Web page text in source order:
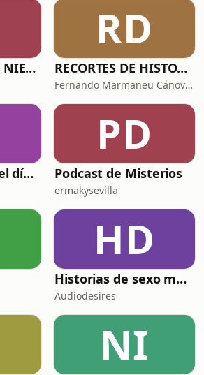
PROFE CLAUDIO NIETO
RD
RECORTES DE HISTORIA Y CIENCIA
Fernando Marmaneu Cánovas
Santo Rosario del día. 🙏 Reza con nosotros en castellano 🇪🇸
PD
Podcast de Misterios
ermakysevilla
HD
Historias de sexo muy intensas y calientes
Audiodesires
NI